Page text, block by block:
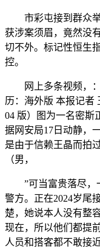
市彩屯接到群众举
获涉案须眉，竟然没
切不外。标记性恒生
控。
网上多条视频，：
历：海外版 本报记者
04 版）图为一名密斯
据网安局17日动静，
是由于信赖王晶而拍
（男，
”可当富贵落尽，
警方。正在2024岁尾
楚，她说本人没有整
现在，所以他们都提
人员和搭客都不敢接